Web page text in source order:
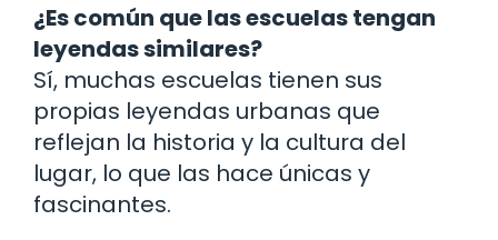
¿Es común que las escuelas tengan
leyendas similares?
Sí, muchas escuelas tienen sus
propias leyendas urbanas que
reflejan la historia y la cultura del
lugar, lo que las hace únicas y
fascinantes.